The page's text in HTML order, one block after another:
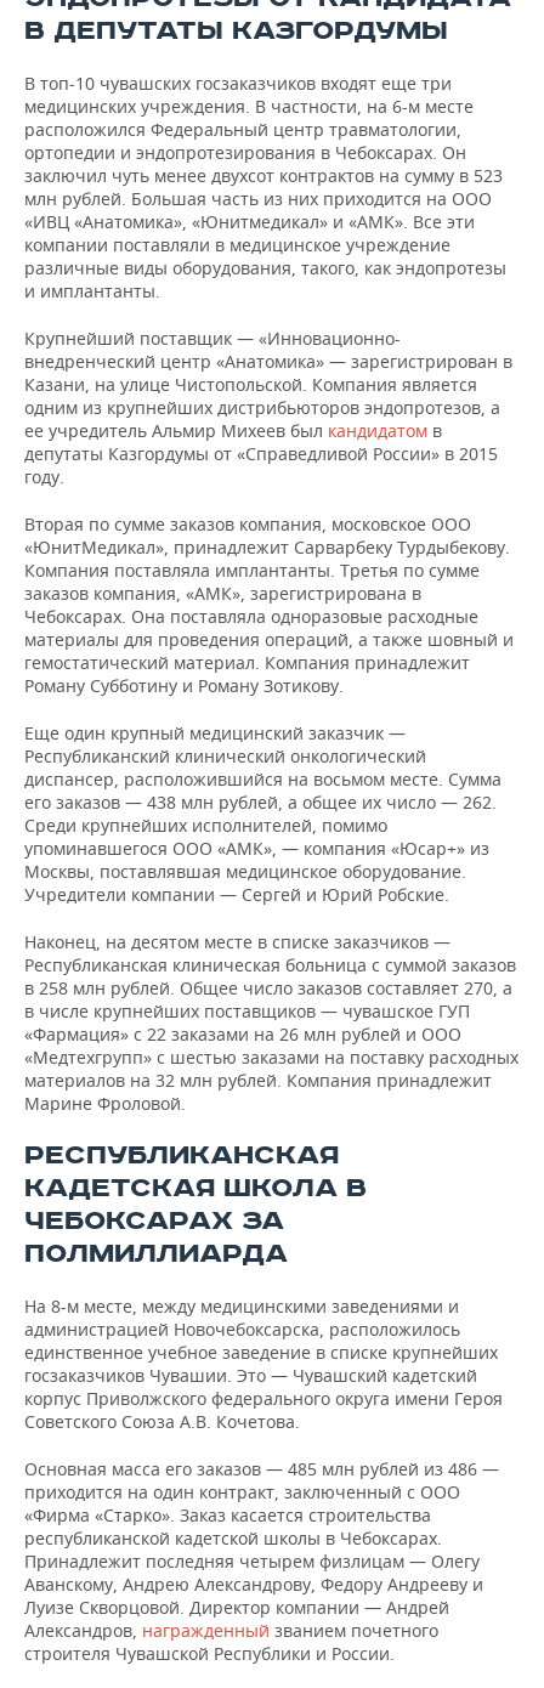
В ДЕПУТАТЫ КАЗГОРДУМЫ
В топ-10 чувашских госзаказчиков входят еще три
медицинских учреждения. В частности, на 6-м месте
расположился Федеральный центр травматологии,
ортопедии и эндопротезирования в Чебоксарах. Он
заключил чуть менее двухсот контрактов на сумму в 523
млн рублей. Большая часть из них приходится на ООО
«ИВЦ «Анатомика», «Юнитмедикал» и «АМК». Все эти
компании поставляли в медицинское учреждение
различные виды оборудования, такого, как эндопротезы
и имплантанты.
Крупнейший поставщик — «Инновационно-
внедренческий центр «Анатомика» — зарегистрирован в
Казани, на улице Чистопольской. Компания является
одним из крупнейших дистрибьюторов эндопротезов, а
ее учредитель Альмир Михеев был кандидатом в
депутаты Казгордумы от «Справедливой России» в 2015
году.
Вторая по сумме заказов компания, московское ООО
«ЮнитМедикал», принадлежит Сарварбеку Турдыбекову.
Компания поставляла имплантанты. Третья по сумме
заказов компания, «АМК», зарегистрирована в
Чебоксарах. Она поставляла одноразовые расходные
материалы для проведения операций, а также шовный и
гемостатический материал. Компания принадлежит
Роману Субботину и Роману Зотикову.
Еще один крупный медицинский заказчик —
Республиканский клинический онкологический
диспансер, расположившийся на восьмом месте. Сумма
его заказов — 438 млн рублей, а общее их число — 262.
Среди крупнейших исполнителей, помимо
упоминавшегося ООО «АМК», — компания «Юсар+» из
Москвы, поставлявшая медицинское оборудование.
Учредители компании — Сергей и Юрий Робские.
Наконец, на десятом месте в списке заказчиков —
Республиканская клиническая больница с суммой заказов
в 258 млн рублей. Общее число заказов составляет 270, а
в числе крупнейших поставщиков — чувашское ГУП
«Фармация» с 22 заказами на 26 млн рублей и ООО
«Медтехгрупп» с шестью заказами на поставку расходных
материалов на 32 млн рублей. Компания принадлежит
Марине Фроловой.
РЕСПУБЛИКАНСКАЯ
КАДЕТСКАЯ ШКОЛА В
ЧЕБОКСАРАХ ЗА
ПОЛМИЛЛИАРДА
На 8-м месте, между медицинскими заведениями и
администрацией Новочебоксарска, расположилось
единственное учебное заведение в списке крупнейших
госзаказчиков Чувашии. Это — Чувашский кадетский
корпус Приволжского федерального округа имени Героя
Советского Союза А.В. Кочетова.
Основная масса его заказов — 485 млн рублей из 486 —
приходится на один контракт, заключенный с ООО
«Фирма «Старко». Заказ касается строительства
республиканской кадетской школы в Чебоксарах.
Принадлежит последняя четырем физлицам — Олегу
Аванскому, Андрею Александрову, Федору Андрееву и
Луизе Скворцовой. Директор компании — Андрей
Александров, награжденный званием почетного
строителя Чувашской Республики и России.